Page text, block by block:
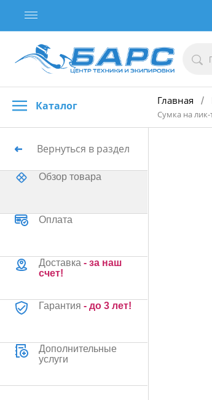
Каталог Главная /
Сумка на
Вернуться в раздел
Обзор товара
Оплата
Доставка - за наш
счет!
Гарантия - до 3 лет!
Дополнительные
услуги